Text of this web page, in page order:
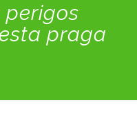
perigos
praga